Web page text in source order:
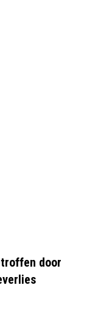
door